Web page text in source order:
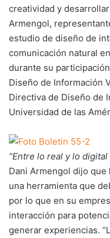
creatividad y
Armengol,
estudio de diseño de
comunicación natural
durante su
Diseño de Información
Directiva de Diseño de
Universidad de las
“Entre lo real y lo
Dani Armengol dijo
una herramienta que
por lo que en su
interacción para
generar experiencias.